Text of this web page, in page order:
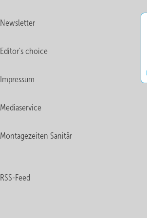
Newsletter
Editor's choice
Impressum
Mediaservice
Montagezeiten Sanitär
RSS-Feed